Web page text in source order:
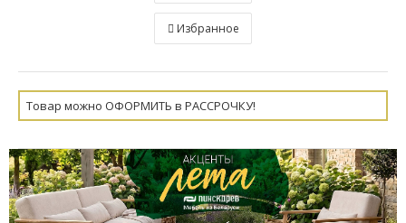
Избранное
Товар можно ОФОРМИТЬ в РАССРОЧКУ!